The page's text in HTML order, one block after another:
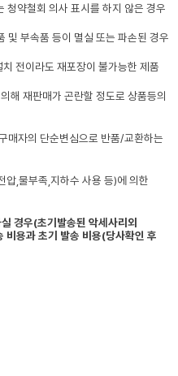
청약철회 의사 표시를 하지 않은 경우
및 부속품 등이 멸실 또는 파손된 경우
전이라도 재포장이 불가능한 제품
해 재판매가 곤란할 정도로 상품등의
매자의 단순변심으로 반품/교환하는
압,물부족,지하수 사용 등)에 의한
경우(초기발송된 악세사리외
비용과 초기 발송 비용(당사확인 후